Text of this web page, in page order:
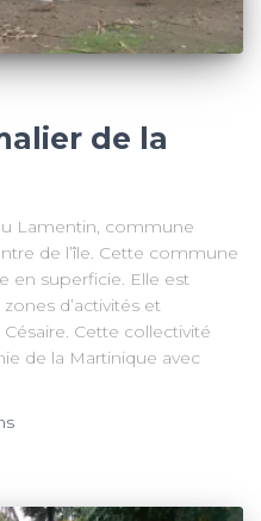
de la
Lamentin, commune
de l’île. Cette commune
en superficie. Elle est
d’activités et
Cette collectivité
de la Martinique avec